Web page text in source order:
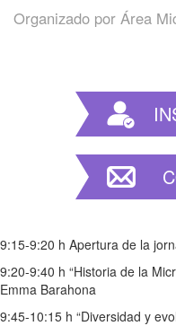
Organizado por Área
9:15-9:20 h Apertura de la
9:20-9:40 h “Historia de la
Emma Barahona
9:45-10:15 h “Diversidad y